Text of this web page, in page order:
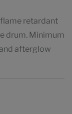
retardant
drum. Minimum
afterglow